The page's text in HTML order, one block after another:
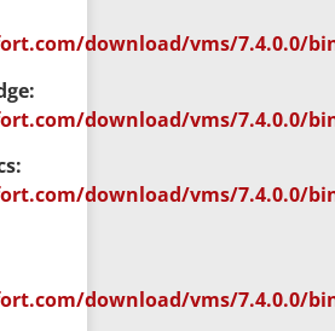
download/vms/7.4.0.0/
download/vms/7.4.0.0/
download/vms/7.4.0.0/
download/vms/7.4.0.0/